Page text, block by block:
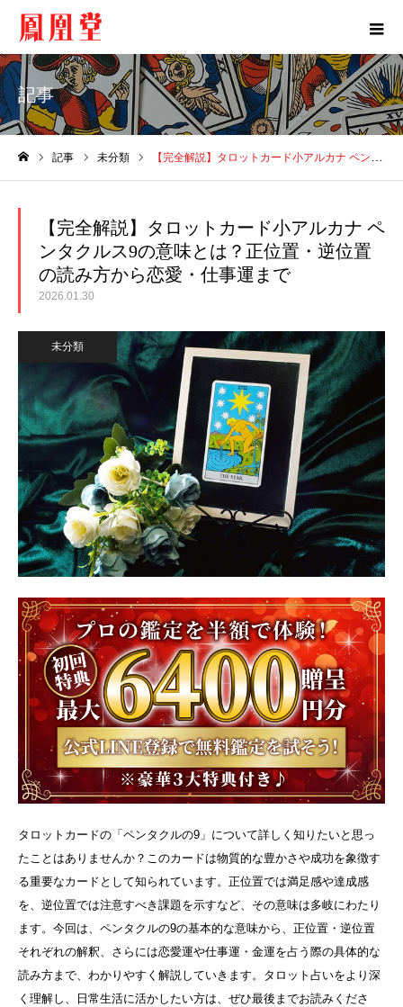
記事
記事 未分類 【完全解説】タロットカード小アルカナ ペンタクルス9の意味とは？正位置・逆位置の読み方から恋愛・仕事運まで
【完全解説】タロットカード小アルカナ ペ
ンタクルス9の意味とは？正位置・逆位置
の読み方から恋愛・仕事運まで
2026.01.30
未分類
タロットカードの「ペンタクルの9」について詳しく知りたいと思っ
たことはありませんか？このカードは物質的な豊かさや成功を象徴す
る重要なカードとして知られています。正位置では満足感や達成感
を、逆位置では注意すべき課題を示すなど、その意味は多岐にわたり
ます。今回は、ペンタクルの9の基本的な意味から、正位置・逆位置
それぞれの解釈、さらには恋愛運や仕事運・金運を占う際の具体的な
読み方まで、わかりやすく解説していきます。タロット占いをより深
く理解し、日常生活に活かしたい方は、ぜひ最後までお読みくださ